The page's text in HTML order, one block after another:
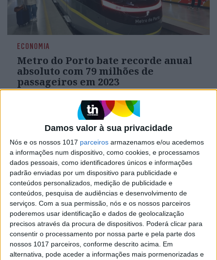
Damos valor à sua privacidade
Nós e os nossos 1017 parceiros armazenamos e/ou acedemos
a informações num dispositivo, como cookies, e processamos
dados pessoais, como identificadores únicos e informações
padrão enviadas por um dispositivo para publicidade e
conteúdos personalizados, medição de publicidade e
conteúdos, pesquisa de audiências e desenvolvimento de
serviços. Com a sua permissão, nós e os nossos parceiros
poderemos usar identificação e dados de geolocalização
precisos através da procura de dispositivos. Poderá clicar para
consentir o processamento por nossa parte e pela parte dos
nossos 1017 parceiros, conforme descrito acima. Em
alternativa, pode aceder a informações mais pormenorizadas e
ECONOMIA
Metro do Porto bate recorde anual
absoluto com 79 milhões de
passageiros em 2023
absoluto de passageiros transportados num ano,
atingindo os 79 milhões, tornando-se, segundo a
empresa, "o maior operador de transporte
público" da Área Metropolitana do Porto